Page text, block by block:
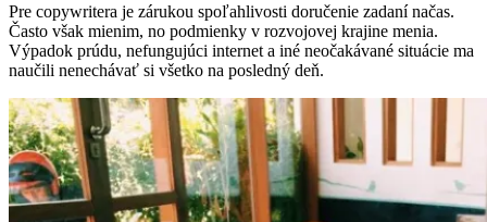
Pre copywritera je zárukou spoľahlivosti doručenie zadaní načas.
Často však mienim, no podmienky v rozvojovej krajine menia.
Výpadok prúdu, nefungujúci internet a iné neočakávané situácie ma
naučili nenechávať si všetko na posledný deň.